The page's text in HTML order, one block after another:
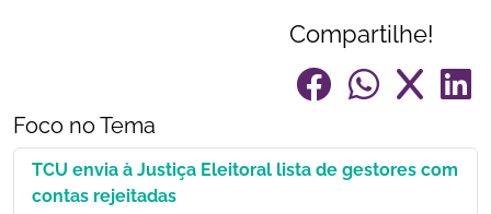
Compartilhe!
Foco no Tema
TCU envia à Justiça Eleitoral lista de gestores com
contas rejeitadas